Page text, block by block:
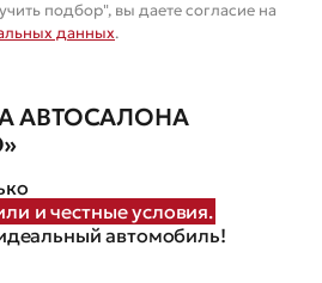
подбор", вы даете согласие на
данных.
АВТОСАЛОНА
и честные условия.
автомобиль!